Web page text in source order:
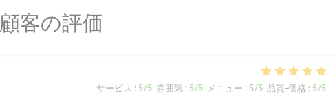
顧客の評価
サービス : 5/5 雰囲気: 5/5 メニュー : 5/5 品質-価格 : 5/5